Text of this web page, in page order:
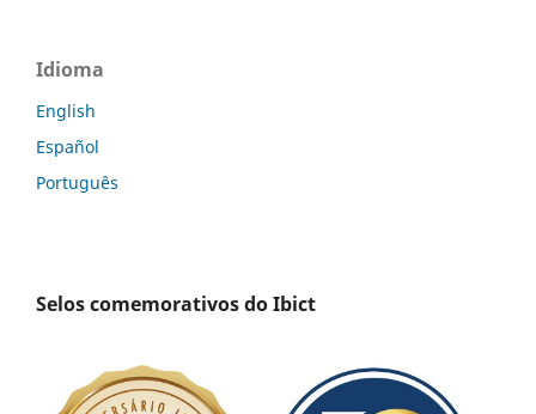
Idioma
English
Español
Português
Selos comemorativos do Ibict